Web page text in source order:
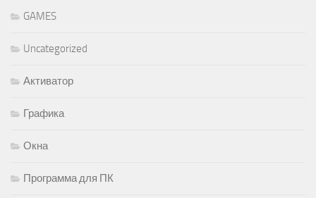
GAMES
Uncategorized
Активатор
Графика
Окна
Программа для ПК